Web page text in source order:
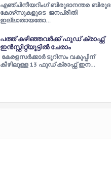
എഞ്ചിനീയറിംഗ് ബിരുദാനന്തര ബിരുദ
കോഴ്‌സുകളുടെ ജനപ്രീതി
ഇല്ലാതായതോ…
പത്ത് കഴിഞ്ഞവര്‍ക്ക് ഫുഡ് ക്രാഫ്റ്റ്
ഇന്‍സ്റ്റിറ്റ്യൂട്ടില്‍ ചേരാം
കേരളസര്‍ക്കാര്‍ ടൂറിസം വകുപ്പിന്
കീഴിലുള്ള 13 ഫുഡ് ക്രാഫ്റ്റ് ഇന…